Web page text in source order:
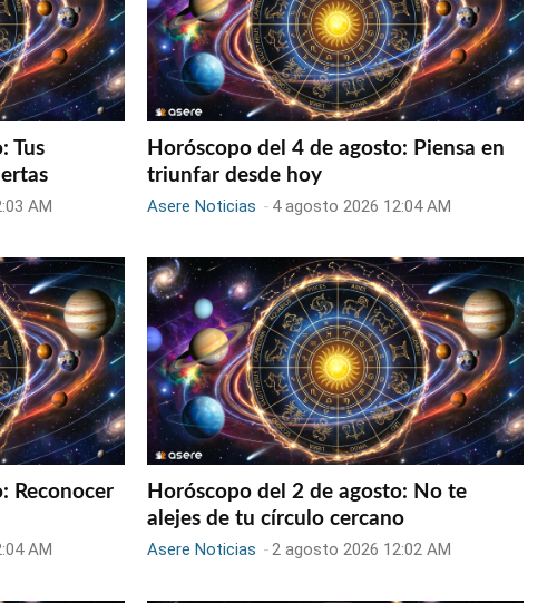
Tus
AM
Horóscopo del 4 de agosto: Piensa en
triunfar desde hoy
Asere Noticias - 4 agosto 2026 12:04 AM
Reconocer
AM
Horóscopo del 2 de agosto: No te
alejes de tu círculo cercano
Asere Noticias - 2 agosto 2026 12:02 AM